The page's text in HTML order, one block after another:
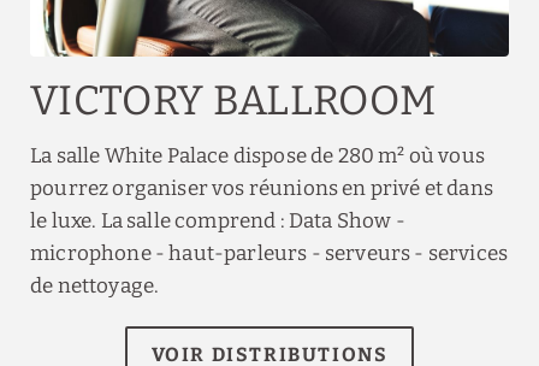
VICTORY BALLROOM
La salle White Palace dispose de 280 m² où vous
pourrez organiser vos réunions en privé et dans
le luxe. La salle comprend : Data Show -
microphone - haut-parleurs - serveurs - services
de nettoyage.
VOIR DISTRIBUTIONS